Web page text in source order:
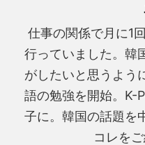
仕事の関係で月に1
行っていました。韓
がしたいと思うよう
語の勉強を開始。K-
子に。韓国の話題を
コレを